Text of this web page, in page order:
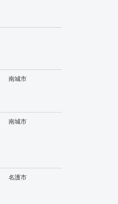
南城市
南城市
名護市